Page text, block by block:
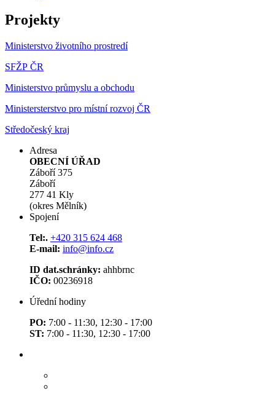
Projekty
Ministerstvo životního prostredí
SFŽP ČR
Ministerstvo průmyslu a obchodu
Ministersterstvo pro místní rozvoj ČR
Středočeský kraj
Adresa
OBECNÍ ÚŘAD
Záboří 375
Záboří
277 41 Kly
(okres Mělník)
Spojení
Tel:. +420 315 624 468
E-mail: info@info.cz
ID dat.schránky: ahhbrnc
IČO: 00236918
Úřední hodiny
PO: 7:00 - 11:30, 12:30 - 17:00
ST: 7:00 - 11:30, 12:30 - 17:00